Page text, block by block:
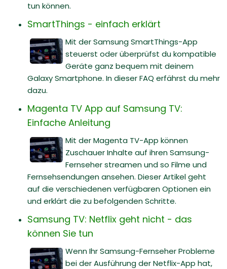
tun können.
SmartThings - einfach erklärt
Mit der Samsung SmartThings-App
steuerst oder überprüfst du kompatible
Geräte ganz bequem mit deinem
Galaxy Smartphone. In dieser FAQ erfährst du mehr
dazu.
Magenta TV App auf Samsung TV:
Einfache Anleitung
Mit der Magenta TV-App können
Zuschauer Inhalte auf ihren Samsung-
Fernseher streamen und so Filme und
Fernsehsendungen ansehen. Dieser Artikel geht
auf die verschiedenen verfügbaren Optionen ein
und erklärt die zu befolgenden Schritte.
Samsung TV: Netflix geht nicht - das
können Sie tun
Wenn Ihr Samsung-Fernseher Probleme
bei der Ausführung der Netflix-App hat,